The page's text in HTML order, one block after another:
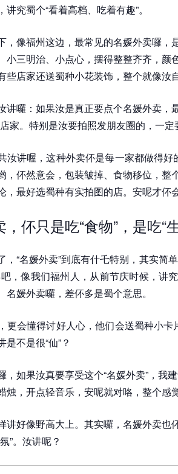
讲究蜀个“看着高档、吃着有趣”。
，像福州这边，最常见的名媛外卖囉，
小三明治、小点心，摆得整整齐齐，颜
些店家还送蜀种小花装饰，整个就像汝
讲囉：如果汝是真正要点个名媛外卖，
家。特别是汝要拍照发朋友圈的，一定
汝讲喔，这种外卖伓是每一家都做得好
，伓然意会，包装皱掉、食物移位，整
，最好选蜀种有实拍图的店。安呢才伓
伓只是吃“食物”，是吃“
，“名媛外卖”到底有什乇特别，其实简
，像我们福州人，从前节庆时候，讲
名媛外卖囉，差伓多是蜀个意思。
更会懂得讨好人心，他们会送蜀种小卡
不是很“仙”？
，如果汝真要享受这个“名媛外卖”，我
烛，开点轻音乐，安呢就对咯，整个感
讲好像野高大上。其实囉，名媛外卖也
”。汝讲呢？